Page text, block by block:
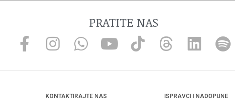
PRATITE NAS
KONTAKTIRAJTE NAS ISPRAVCI I NADOPUNE